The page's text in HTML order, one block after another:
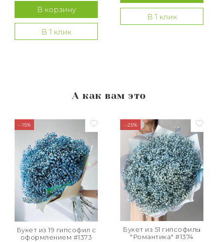
В корзину
В 1 клик
В 1 клик
А как вам это
--15%
Букет из 19 гипсофил с
оформлением #1373
--25%
Букет из 51 гипсофилы
"Романтика" #1374